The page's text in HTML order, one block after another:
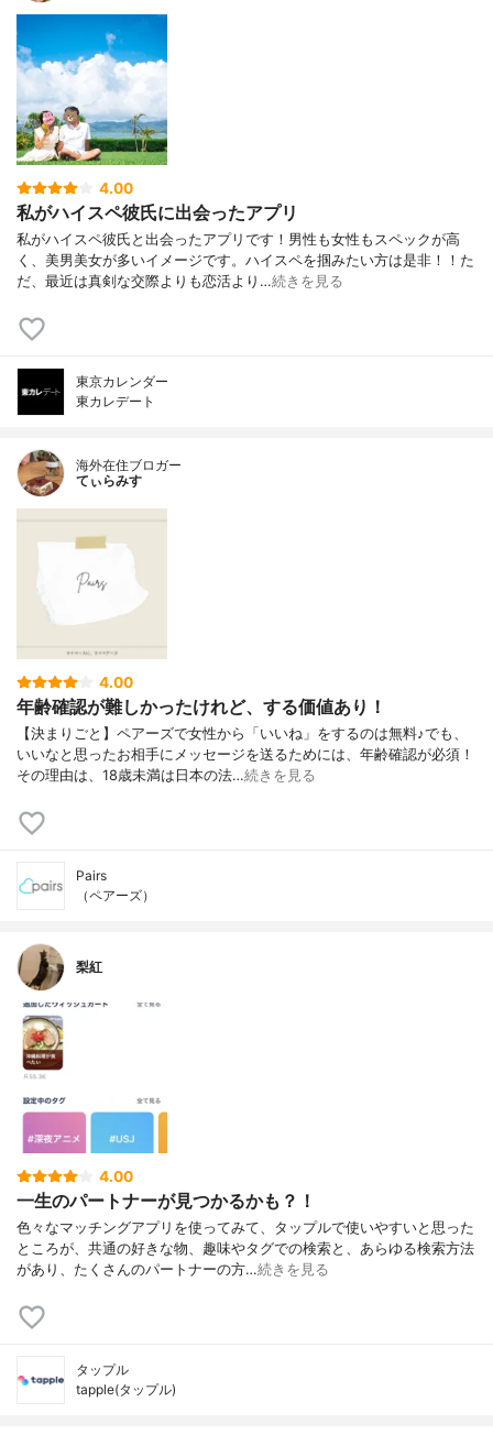
4.00
私がハイスペ彼氏に出会ったアプリ
私がハイスペ彼氏と出会ったアプリです！男性も女性もスペックが高
く、美男美女が多いイメージです。ハイスペを掴みたい方は是非！！た
だ、最近は真剣な交際よりも恋活より…続きを見る
東京カレンダー
東カレデート
海外在住ブロガー
てぃらみす
4.00
年齢確認が難しかったけれど、する価値あり！
【決まりごと】ペアーズで女性から「いいね」をするのは無料♪でも、
いいなと思ったお相手にメッセージを送るためには、年齢確認が必須！
その理由は、18歳未満は日本の法…続きを見る
Pairs
（ペアーズ）
梨紅
4.00
一生のパートナーが見つかるかも？！
色々なマッチングアプリを使ってみて、タップルで使いやすいと思った
ところが、共通の好きな物、趣味やタグでの検索と、あらゆる検索方法
があり、たくさんのパートナーの方…続きを見る
タップル
tapple(タップル)